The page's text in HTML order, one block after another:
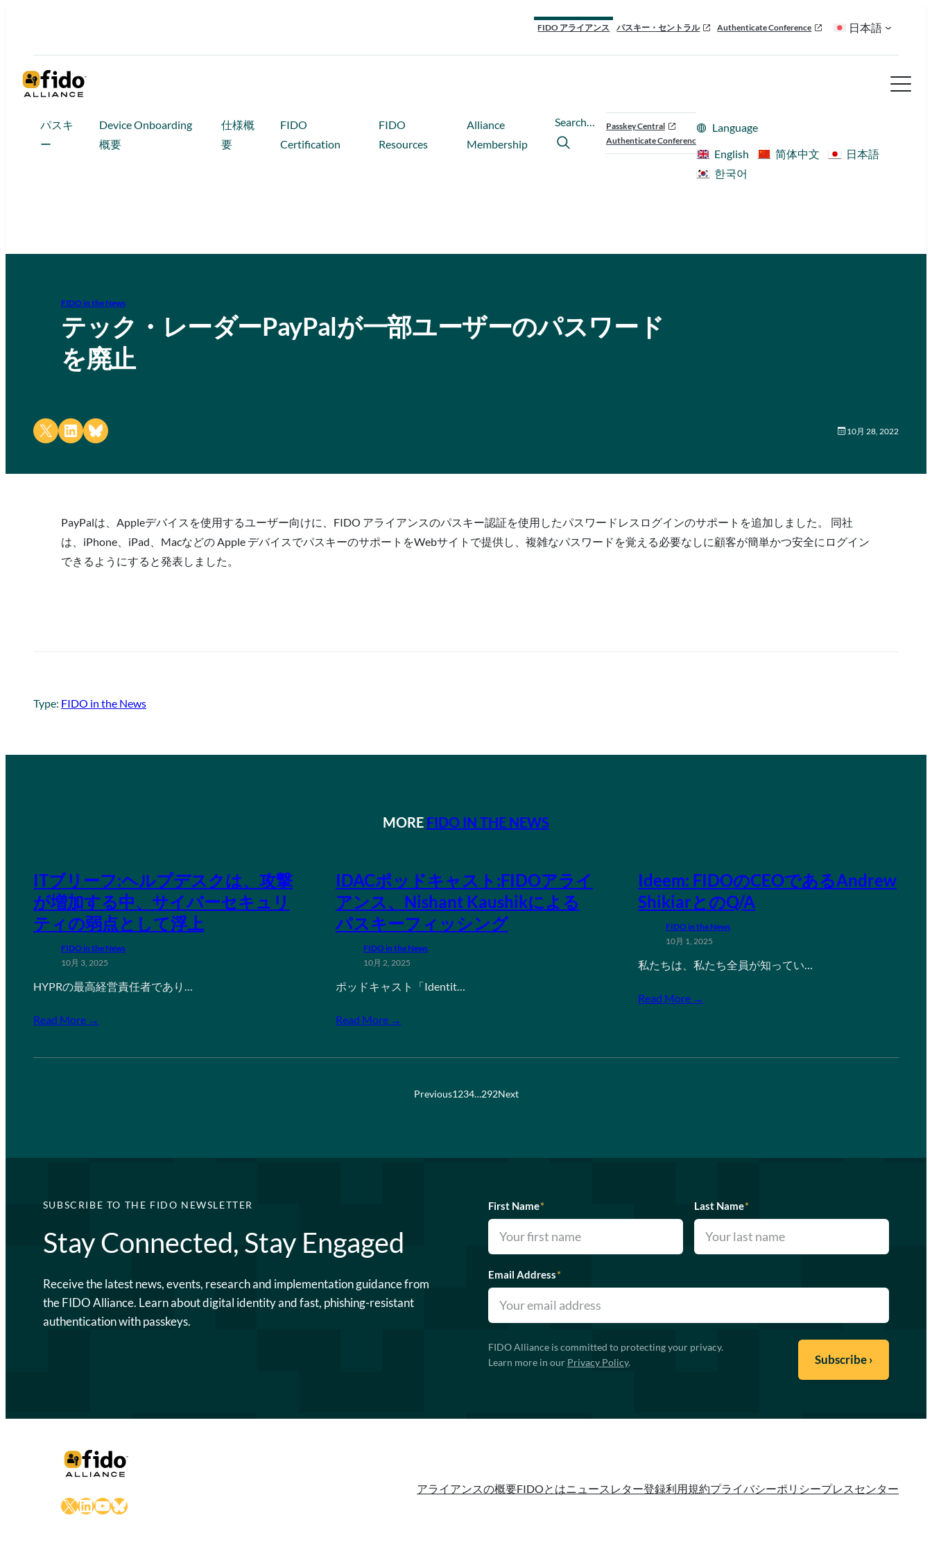
FIDO アライアンス パスキー・セントラル Authenticate Conference 日本語
パスキ
ー
Device Onboarding
概要
仕様概
要
FIDO
Certification
FIDO
Resources
Alliance
Membership
Search…
Passkey Central
Authenticate Conference
Language
English
简体中文
日本語
한국어
FIDO in the News
テック・レーダーPayPalが一部ユーザーのパスワード
を廃止
Share on X Share on LinkedIn
Share on Bluesky 10月 28, 2022
PayPalは、Appleデバイスを使用するユーザー向けに、FIDO アライアンスのパスキー認証を使用したパスワードレスログインのサポートを追加しました。 同社
は、iPhone、iPad、Macなどの Apple デバイスでパスキーのサポートをWebサイトで提供し、複雑なパスワードを覚える必要なしに顧客が簡単かつ安全にログイン
できるようにすると発表しました。
Type: FIDO in the News
MORE FIDO IN THE NEWS
ITブリーフ:ヘルプデスクは、攻撃
が増加する中、サイバーセキュリ
ティの弱点として浮上
FIDO in the News
10月 3, 2025
HYPRの最高経営責任者であり…
Read More →
IDACポッドキャスト:FIDOアライ
アンス、Nishant Kaushikによる
パスキーフィッシング
FIDO in the News
10月 2, 2025
ポッドキャスト「Identit…
Read More →
Ideem: FIDOのCEOであるAndrew
ShikiarとのQ/A
FIDO in the News
10月 1, 2025
私たちは、私たち全員が知ってい…
Read More →
Previous1234…292Next
SUBSCRIBE TO THE FIDO NEWSLETTER
Stay Connected, Stay Engaged
Receive the latest news, events, research and implementation guidance from
the FIDO Alliance. Learn about digital identity and fast, phishing-resistant
authentication with passkeys.
First Name* Last Name*
Email Address*
FIDO Alliance is committed to protecting your privacy.
Learn more in our Privacy Policy.
X LinkedIn
YouTube
Bluesky
アライアンスの概要FIDOとはニュースレター登録利用規約プライバシーポリシープレスセンター